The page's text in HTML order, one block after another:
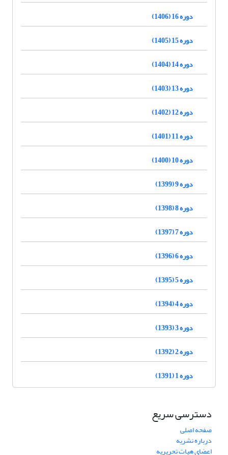
دوره 16 (1406)
دوره 15 (1405)
دوره 14 (1404)
دوره 13 (1403)
دوره 12 (1402)
دوره 11 (1401)
دوره 10 (1400)
دوره 9 (1399)
دوره 8 (1398)
دوره 7 (1397)
دوره 6 (1396)
دوره 5 (1395)
دوره 4 (1394)
دوره 3 (1393)
دوره 2 (1392)
دوره 1 (1391)
دسترسی سریع
صفحه اصلی
درباره نشریه
اعضای هیات تحریریه